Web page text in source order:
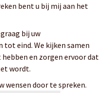
bent u bij mij aan het
bij uw
tot eind. We kijken samen
en zorgen ervoor dat
wordt.
wensen door te spreken.